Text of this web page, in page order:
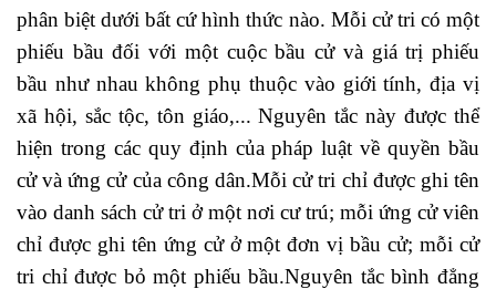
phân biệt dưới bất cứ hình thức nào. Mỗi cử tri có một
phiếu bầu đối với một cuộc bầu cử và giá trị phiếu
bầu như nhau không phụ thuộc vào giới tính, địa vị
xã hội, sắc tộc, tôn giáo,... Nguyên tắc này được thể
hiện trong các quy định của pháp luật về quyền bầu
cử và ứng cử của công dân.Mỗi cử tri chỉ được ghi tên
vào danh sách cử tri ở một nơi cư trú; mỗi ứng cử viên
chỉ được ghi tên ứng cử ở một đơn vị bầu cử; mỗi cử
tri chỉ được bỏ một phiếu bầu.Nguyên tắc bình đẳng